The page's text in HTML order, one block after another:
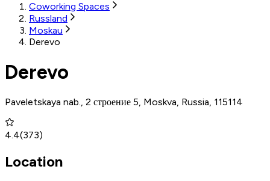
Coworking Spaces
Russland
Moskau
Derevo
Derevo
Paveletskaya nab., 2 строение 5, Moskva, Russia, 115114
4.4(373)
Location